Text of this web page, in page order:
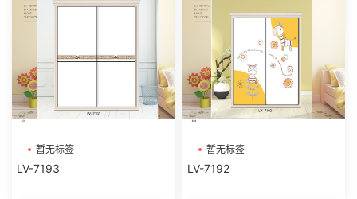
暂无标签
LV-7193
暂无标签
LV-7192